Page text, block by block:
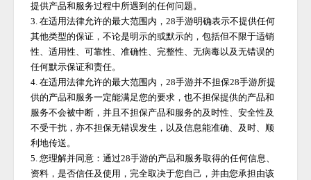
提供产品和服务过程中所遇到的任何问题。
3. 在适用法律允许的最大范围内，28手游明确表示不提供任何
其他类型的保证，不论是明示的或默示的，包括但不限于适销
性、适用性、可靠性、准确性、完整性、无病毒以及无错误的
任何默示保证和责任。
4. 在适用法律允许的最大范围内，28手游并不担保28手游所提
供的产品和服务一定能满足您的要求，也不担保提供的产品和
服务不会被中断，并且不担保产品和服务的及时性、安全性及
不受干扰，亦不担保无错误发生，以及信息能准确、及时、顺
利地传送。
5. 您理解并同意：通过28手游的产品和服务取得的任何信息、
资料，是否信任及使用，完全取决于您自己，并由您承担由该